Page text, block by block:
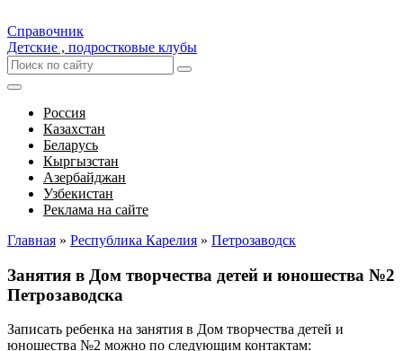
Справочник
Детские , подростковые клубы
Россия
Казахстан
Беларусь
Кыргызстан
Азербайджан
Узбекистан
Реклама на сайте
Главная » Республика Карелия » Петрозаводск
Занятия в Дом творчества детей и юношества №2
Петрозаводска
Записать ребенка на занятия в Дом творчества детей и
юношества №2 можно по следующим контактам: